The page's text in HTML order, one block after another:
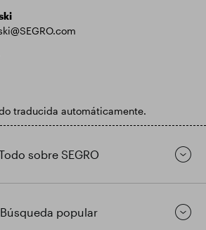
traducida automáticamente.
sobre SEGRO
Búsqueda popular